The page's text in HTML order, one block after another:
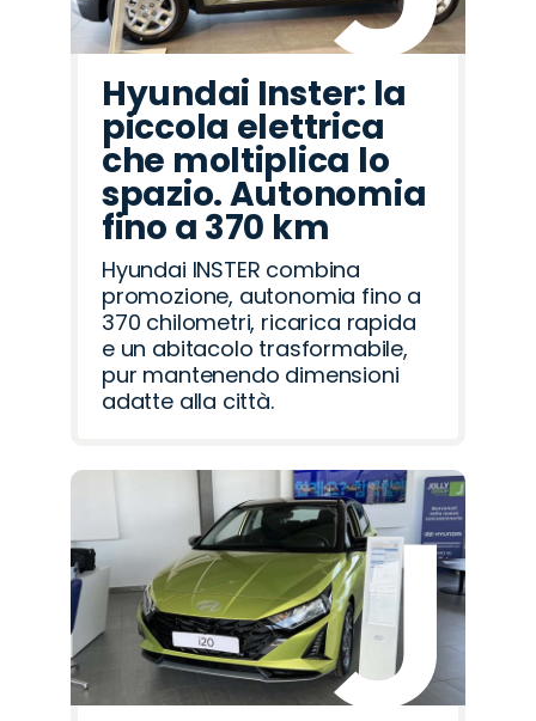
Hyundai Inster: la
piccola elettrica
che moltiplica lo
spazio. Autonomia
fino a 370 km
Hyundai INSTER combina
promozione, autonomia fino a
370 chilometri, ricarica rapida
e un abitacolo trasformabile,
pur mantenendo dimensioni
adatte alla città.